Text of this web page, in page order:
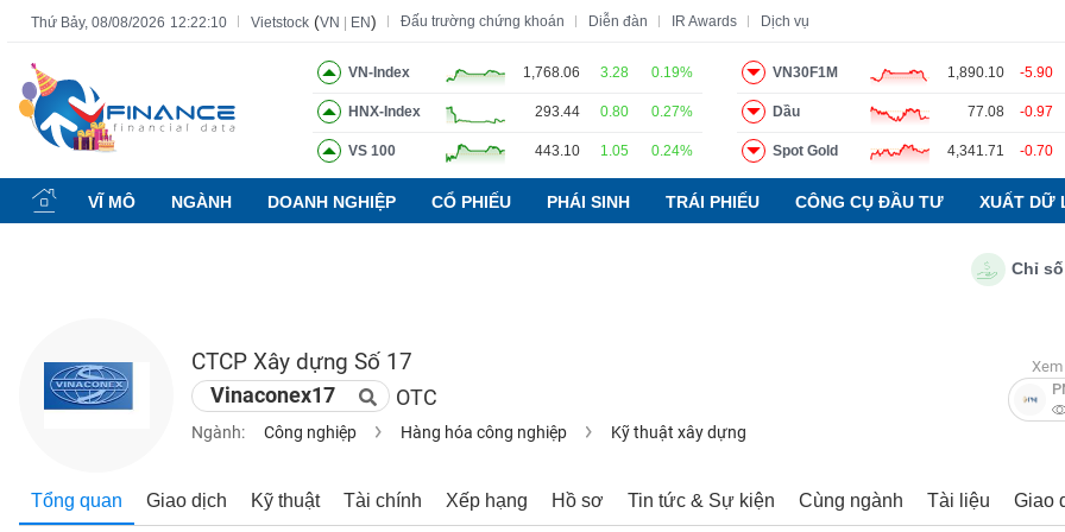
Thứ Bảy, 08/08/2026 12:22:11 Vietstock(VN EN) Đấu trường chứng khoán Diễn đàn IR Awards Dịch vụ
VN-Index 1,768.06 3.28 0.19%
HNX-Index 293.44 0.80 0.27%
VS 100 443.10 1.05 0.24%
VN30F1M 1,890.10 -5.90
Dầu 77.08 -0.97
Spot Gold 4,341.71 -0.70
VĨ MÔ NGÀNH DOANH NGHIỆP CỔ PHIẾU PHÁI SINH TRÁI PHIẾU CÔNG CỤ ĐẦU TƯ XUẤT DỮ
Chỉ số
CTCP Xây dựng Số 17
Vinaconex17 OTC
Ngành: Công nghiệp Hàng hóa công nghiệp Kỹ thuật xây dựng
Tổng quan Giao dịch Kỹ thuật Tài chính Xếp hạng Hồ sơ Tin tức & Sự kiện Cùng ngành Tài liệu Giao
Tất cả Tính năng Ngành Mã chứng khoán Lãnh đạo Báo cáo phân tích Thuật ngữ
Tính
năng
(-)
CHỨNG
KHOÁN
NGHIỆP